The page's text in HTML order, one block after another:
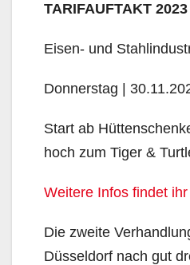
TARIFAUFTAKT 2023
Eisen- und
Donnerstag |
Start ab
hoch zum Tiger &
Weitere Infos findet ihr
Die zweite
Düsseldorf nach gut